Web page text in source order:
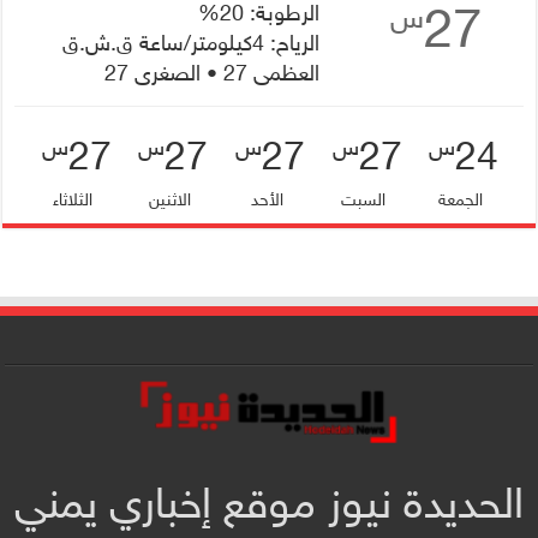
27س
الرطوبة: 20%
الرياح: 4كيلومتر/ساعة ق.ش.ق‎
العظمى 27 • الصغرى 27
24س
الجمعة
27س
السبت
27س
الأحد
27س
الاثنين
27س
الثلاثاء
الحديدة نيوز موقع إخباري يمني